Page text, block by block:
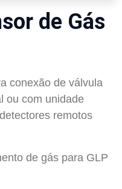
de Gás
conexão de válvula
ou com unidade
remotos
de gás para GLP